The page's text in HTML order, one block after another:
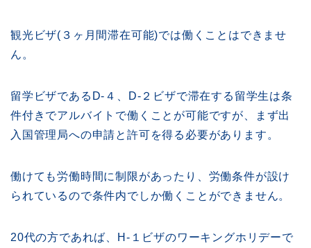
観光ビザ(３ヶ月間滞在可能)では働くことはできませ
ん。
留学ビザであるD-４、D-２ビザで滞在する留学生は条
件付きでアルバイトで働くことが可能ですが、まず出
入国管理局への申請と許可を得る必要があります。
働けても労働時間に制限があったり、労働条件が設け
られているので条件内でしか働くことができません。
20代の方であれば、H-１ビザのワーキングホリデーで